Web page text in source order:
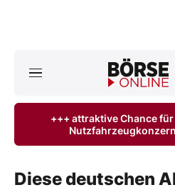
ktuelle Ausgabe
+++ attraktive Chance
Diese deutschen